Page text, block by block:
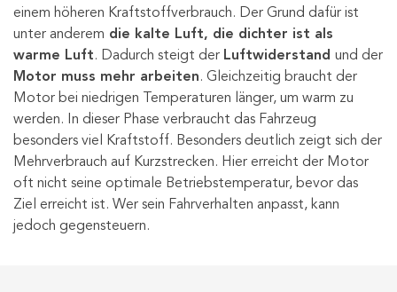
einem höheren Kraftstoffverbrauch. Der Grund dafür ist
unter anderem die kalte Luft, die dichter ist als
warme Luft. Dadurch steigt der Luftwiderstand und der
Motor muss mehr arbeiten. Gleichzeitig braucht der
Motor bei niedrigen Temperaturen länger, um warm zu
werden. In dieser Phase verbraucht das Fahrzeug
besonders viel Kraftstoff. Besonders deutlich zeigt sich der
Mehrverbrauch auf Kurzstrecken. Hier erreicht der Motor
oft nicht seine optimale Betriebstemperatur, bevor das
Ziel erreicht ist. Wer sein Fahrverhalten anpasst, kann
jedoch gegensteuern.